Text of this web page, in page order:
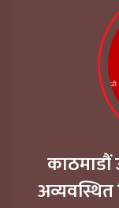
काठमाडौं
अव्यवस्थित